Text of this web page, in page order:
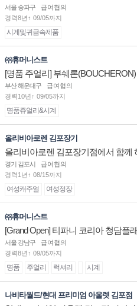
부점장/판매사원 채용
서울 송파구
급여협의
경력8년↑ 09/05까지
시계및귀금속제품
㈜휴머니스트
[명품 주얼리] 부쉐론
점 판매사원 채용
부산 해운대구
급여협의
경력10년↑ 09/05까지
명품쥬얼리&시계
올리비아로렌 김포장기
올리비아로렌 김포장기점에서 함께
된 마음 하나면 됩니다.
경기 김포시
급여협의
경력1년↑ 08/15까지
여성캐주얼 여성정장
㈜휴머니스트
[Grand Open] 티파니 코리아 청담플
계대전 판매사원 채용
서울 강남구
급여협의
경력8년↑ 09/05까지
명품 주얼리 럭셔리 시계
나비타월드/현대 프리미엄 아울렛 김포점